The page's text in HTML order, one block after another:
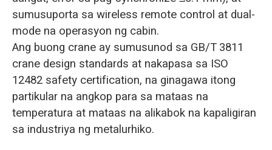
sumusuporta sa wireless remote control at dual-
mode na operasyon ng cabin.
Ang buong crane ay sumusunod sa GB/T 3811
crane design standards at nakapasa sa ISO
12482 safety certification, na ginagawa itong
partikular na angkop para sa mataas na
temperatura at mataas na alikabok na kapaligiran
sa industriya ng metalurhiko.